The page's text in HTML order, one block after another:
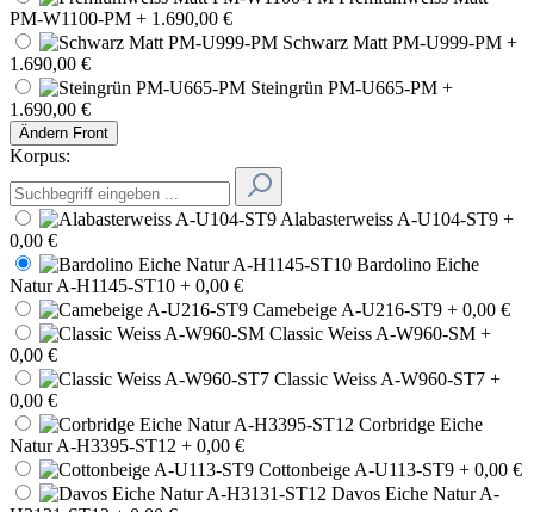
PM-W1100-PM + 1.690,00 €
Schwarz Matt PM-U999-PM +
1.690,00 €
Steingrün PM-U665-PM +
1.690,00 €
Ändern Front
Korpus:
Alabasterweiss A-U104-ST9 +
0,00 €
Bardolino Eiche
Natur A-H1145-ST10 + 0,00 €
Camebeige A-U216-ST9 + 0,00 €
Classic Weiss A-W960-SM +
0,00 €
Classic Weiss A-W960-ST7 +
0,00 €
Corbridge Eiche
Natur A-H3395-ST12 + 0,00 €
Cottonbeige A-U113-ST9 + 0,00 €
Davos Eiche Natur A-